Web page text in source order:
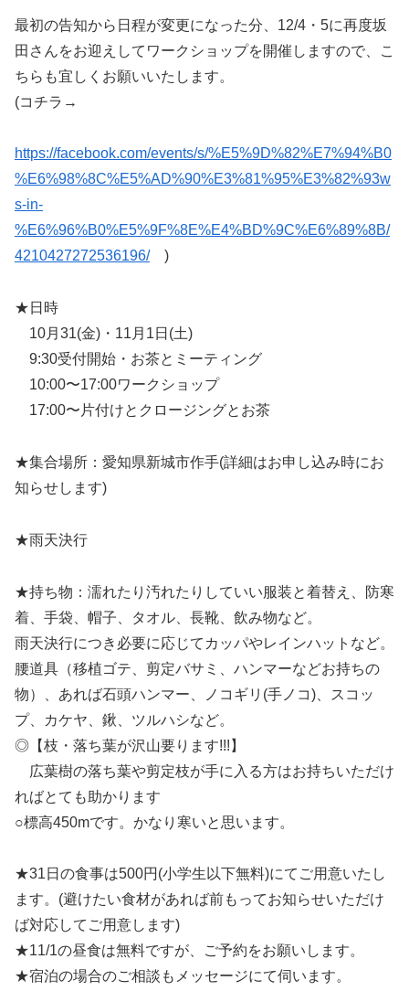
最初の告知から日程が変更になった分、12/4・5に再度坂
田さんをお迎えしてワークショップを開催しますので、こ
ちらも宜しくお願いいたします。
(コチラ→
https://facebook.com/events/s/%E5%9D%82%E7%94%B0
%E6%98%8C%E5%AD%90%E3%81%95%E3%82%93w
s-in-
%E6%96%B0%E5%9F%8E%E4%BD%9C%E6%89%8B/
4210427272536196/)
★日時
10月31(金)・11月1日(土)
9:30受付開始・お茶とミーティング
10:00〜17:00ワークショップ
17:00〜片付けとクロージングとお茶
★集合場所：愛知県新城市作手(詳細はお申し込み時にお
知らせします)
★雨天決行
★持ち物：濡れたり汚れたりしていい服装と着替え、防寒
着、手袋、帽子、タオル、長靴、飲み物など。
雨天決行につき必要に応じてカッパやレインハットなど。
腰道具（移植ゴテ、剪定バサミ、ハンマーなどお持ちの
物）、あれば石頭ハンマー、ノコギリ(手ノコ)、スコッ
プ、カケヤ、鍬、ツルハシなど。
◎【枝・落ち葉が沢山要ります!!!】
広葉樹の落ち葉や剪定枝が手に入る方はお持ちいただけ
ればとても助かります
○標高450mです。かなり寒いと思います。
★31日の食事は500円(小学生以下無料)にてご用意いたし
ます。(避けたい食材があれば前もってお知らせいただけ
ば対応してご用意します)
★11/1の昼食は無料ですが、ご予約をお願いします。
★宿泊の場合のご相談もメッセージにて伺います。